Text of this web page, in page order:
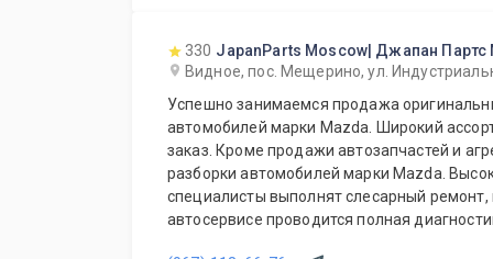
330 JapanParts Moscow| Джапан Партс
Видное, пос. Мещерино, ул.
Успешно занимаемся продажа
автомобилей марки Mazda. Широкий
заказ. Кроме продажи автозапчастей и
разборки автомобилей марки Mazda.
специалисты выполнят слесарный
автосервисе проводится полная